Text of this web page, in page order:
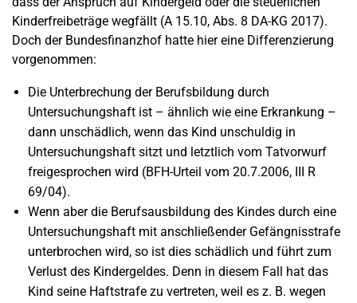
Kinderfreibeträge wegfällt (A 15.10, Abs. 8 DA-KG 2017).
Doch der Bundesfinanzhof hatte hier eine Differenzierung
vorgenommen:
Die Unterbrechung der Berufsbildung durch
Untersuchungshaft ist – ähnlich wie eine Erkrankung –
dann unschädlich, wenn das Kind unschuldig in
Untersuchungshaft sitzt und letztlich vom Tatvorwurf
freigesprochen wird (BFH-Urteil vom 20.7.2006, III R
69/04).
Wenn aber die Berufsausbildung des Kindes durch eine
Untersuchungshaft mit anschließender Gefängnisstrafe
unterbrochen wird, so ist dies schädlich und führt zum
Verlust des Kindergeldes. Denn in diesem Fall hat das
Kind seine Haftstrafe zu vertreten, weil es z. B. wegen